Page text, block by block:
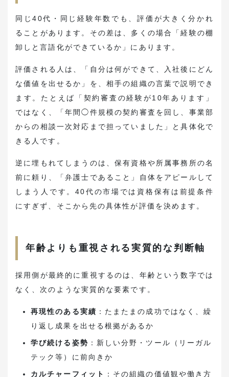
同じ40代・同じ経験年数でも、評価が大きく分かれ
ることがあります。その差は、多くの場合「経験の棚
卸しと言語化ができているか」にあります。
評価される人は、「自分は何ができて、入社後にどん
な価値を出せるか」を、相手の組織の言葉で説明でき
ます。たとえば「契約審査の経験が10年あります」
ではなく、「年間◯件規模の契約審査を回し、事業部
からの相談一次対応まで担っていました」と具体化で
きる人です。
逆に埋もれてしまうのは、保有資格や所属事務所の名
前に頼り、「弁護士であること」自体をアピールして
しまう人です。40代の市場では資格保有は前提条件
にすぎず、そこから先の具体性が評価を決めます。
年齢よりも重視される実質的な判断軸
採用側が最終的に重視するのは、年齢という数字では
なく、次のような実質的な要素です。
再現性のある実績 ：たまたまの成功ではなく、繰
り返し成果を出せる根拠があるか
学び続ける姿勢 ：新しい分野・ツール（リーガル
テック等）に前向きか
カルチャーフィット ：その組織の価値観や働き方